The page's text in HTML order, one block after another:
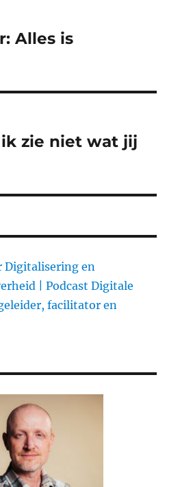
Alles is
ik zie niet wat jij
Digitalisering en
|
Podcast Digitale
facilitator en